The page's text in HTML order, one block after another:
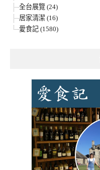
全台展覽 (24)
居家清潔 (16)
愛食記 (1580)